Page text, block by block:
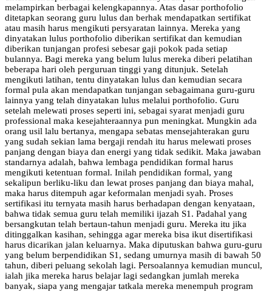
melampirkan berbagai kelengkapannya. Atas dasar porthofolio
ditetapkan seorang guru lulus dan berhak mendapatkan sertifikat
atau masih harus mengikuti persyaratan lainnya. Mereka yang
dinyatakan lulus porthofolio diberikan sertifikat dan kemudian
diberikan tunjangan profesi sebesar gaji pokok pada setiap
bulannya. Bagi mereka yang belum lulus mereka diberi pelatihan
beberapa hari oleh perguruan tinggi yang ditunjuk. Setelah
mengikuti latihan, tentu dinyatakan lulus dan kemudian secara
formal pula akan mendapatkan tunjangan sebagaimana guru-guru
lainnya yang telah dinyatakan lulus melalui porthofolio. Guru
setelah melewati proses seperti ini, sebagai syarat menjadi guru
professional maka kesejahteraannya pun meningkat. Mungkin ada
orang usil lalu bertanya, mengapa sebatas mensejahterakan guru
yang sudah sekian lama bergaji rendah itu harus melewati proses
panjang dengan biaya dan energi yang tidak sedikit. Maka jawaban
standarnya adalah, bahwa lembaga pendidikan formal harus
mengikuti ketentuan formal. Inilah pendidikan formal, yang
sekalipun berliku-liku dan lewat proses panjang dan biaya mahal,
maka harus ditempuh agar keformalan menjadi syah. Proses
sertifikasi itu ternyata masih harus berhadapan dengan kenyataan,
bahwa tidak semua guru telah memiliki ijazah S1. Padahal yang
bersangkutan telah bertaun-tahun menjadi guru. Mereka itu jika
ditinggalkan kasihan, sehingga agar mereka bisa ikut disertifikasi
harus dicarikan jalan keluarnya. Maka diputuskan bahwa guru-guru
yang belum berpendidikan S1, sedang umurnya masih di bawah 50
tahun, diberi peluang sekolah lagi. Persoalannya kemudian muncul,
ialah jika mereka harus belajar lagi sedangkan jumlah mereka
banyak, siapa yang mengajar tatkala mereka menempuh program